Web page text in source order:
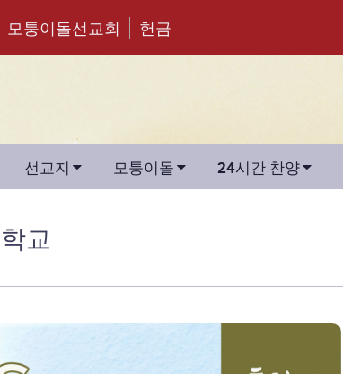
모퉁이돌선교회 헌금
선교지  모퉁이돌  24시간 찬양
교